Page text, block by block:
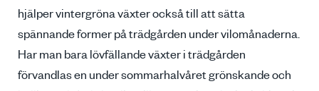
hjälper vintergröna växter också till att sätta
spännande former på trädgården under vilomånaderna.
Har man bara lövfällande växter i trädgården
förvandlas en under sommarhalvåret grönskande och